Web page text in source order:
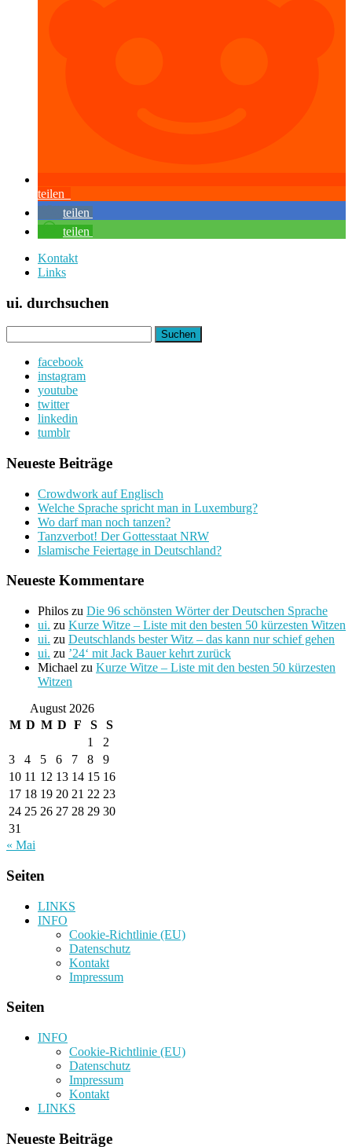
teilen
teilen
teilen
Kontakt
Links
ui. durchsuchen
nach:
facebook
instagram
youtube
twitter
linkedin
tumblr
Neueste Beiträge
Crowdwork auf Englisch
Welche Sprache spricht man in Luxemburg?
Wo darf man noch tanzen?
Tanzverbot! Der Gottesstaat NRW
Islamische Feiertage in Deutschland?
Neueste Kommentare
Philos zu Die 96 schönsten Wörter der Deutschen Sprache
ui. zu Kurze Witze – Liste mit den besten 50 kürzesten Witzen
ui. zu Deutschlands bester Witz – das kann nur schief gehen
ui. zu ’24‘ mit Jack Bauer kehrt zurück
Michael zu Kurze Witze – Liste mit den besten 50 kürzesten
Witzen
August 2026
M D M D F S
S
1
2
3
4 5 6 7 8
9
10 11 12 13 14 15 16
17 18 19 20 21 22 23
24 25 26 27 28 29 30
31
« Mai
Seiten
LINKS
INFO
Cookie-Richtlinie (EU)
Datenschutz
Kontakt
Impressum
Seiten
INFO
Cookie-Richtlinie (EU)
Datenschutz
Impressum
Kontakt
LINKS
Neueste Beiträge